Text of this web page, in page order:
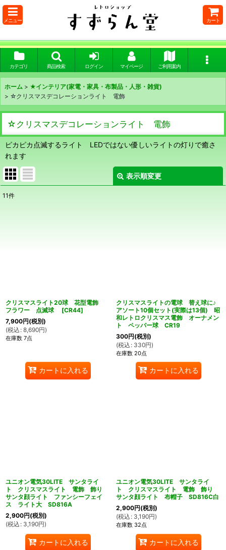
メニュー カート
カテゴリ 商品検索 ログイン マイページ ご利用案内
ホーム > ★インテリア(家電・家具・布製品・人形・雑貨)
> ☆クリスマスデコレーションライト 電飾
☆クリスマスデコレーションライト 電飾
ピカピカ点滅するライト LEDではない優しいライトの灯りで癒さ
れます
表示順変更
11件
クリスマスライト20球 花型電飾
フラワー 点滅球
[CR44]
7,900円(税別)
(税込 : 8,690円)
在庫数 7点
カートに入れる
クリスマスライトの電球 替え球に♪
アソート10個セット(実際は13個) 昭
和レトロクリスマス電飾 オーナメン
ト ペッパー球 CR19
300円(税別)
(税込 : 330円)
在庫数 20点
カートに入れる
ユニオン電気30LITE サンタライ
ト クリスマスライト 電飾 飾り
サンタ顔ライト ファンシーフェイ
ス ライト大 SD816A
2,900円(税別)
(税込 : 3,190円)
カートに入れる
ユニオン電気30LITE サンタライ
ト クリスマスライト 電飾 飾り
サンタ顔ライト 布帽子 SD816C白
2,900円(税別)
(税込 : 3,190円)
在庫数 32点
カートに入れる